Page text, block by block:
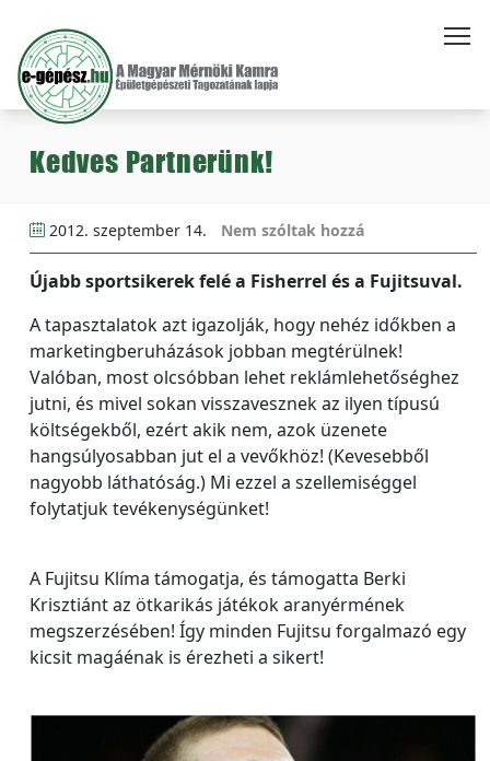
Kedves Partnerünk!
2012. szeptember 14. Nem szóltak hozzá
Újabb sportsikerek felé a Fisherrel és a Fujitsuval.
A tapasztalatok azt igazolják, hogy nehéz időkben a
marketingberuházások jobban megtérülnek!
Valóban, most olcsóbban lehet reklámlehetőséghez
jutni, és mivel sokan visszavesznek az ilyen típusú
költségekből, ezért akik nem, azok üzenete
hangsúlyosabban jut el a vevőkhöz! (Kevesebből
nagyobb láthatóság.) Mi ezzel a szellemiséggel
folytatjuk tevékenységünket!
A Fujitsu Klíma támogatja, és támogatta Berki
Krisztiánt az ötkarikás játékok aranyérmének
megszerzésében! Így minden Fujitsu forgalmazó egy
kicsit magáénak is érezheti a sikert!